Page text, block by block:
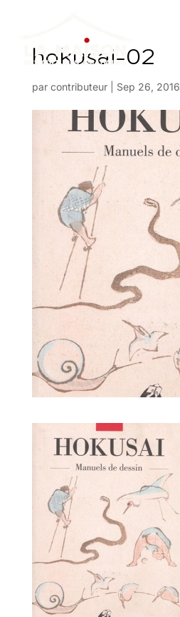
hokusai-02
par contributeur| Sep 26, 2016